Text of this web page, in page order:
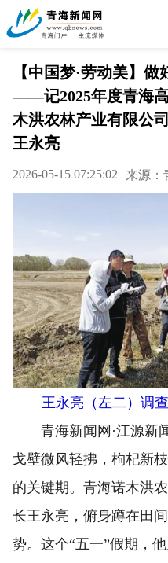
【中国梦·劳动美】做
——记2025年度青海
木洪农林产业有限公
王永亮
2026-05-15 07:25:02 来源：
王永亮（左二）调
青海新闻网·江源新闻
戈壁微风轻拂，枸杞新
的关键期。青海诺木洪
长王永亮，俯身蹲在田
势。这个“五一”假期，